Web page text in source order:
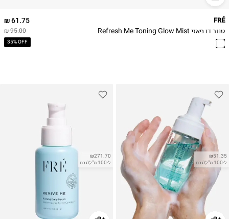
61.75 ₪
95.00 ₪
35% OFF
FRÉ
טונר דו פאזי Refresh Me Toning Glow Mist
₪51.35
ל-100 מ"ל\גרם
₪271.70
ל-100 מ"ל\גרם